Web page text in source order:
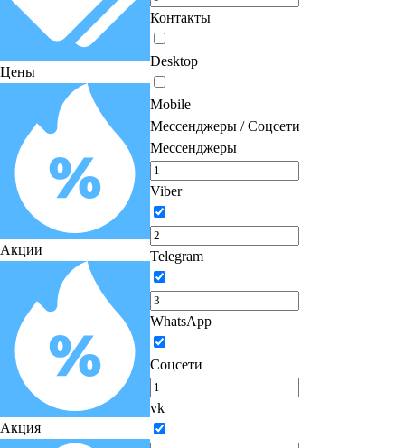
Цены
Акции
Акция
Контакты
Desktop
Mobile
Мессенджеры / Соцсети
Мессенджеры
Viber
Telegram
WhatsApp
Соцсети
vk